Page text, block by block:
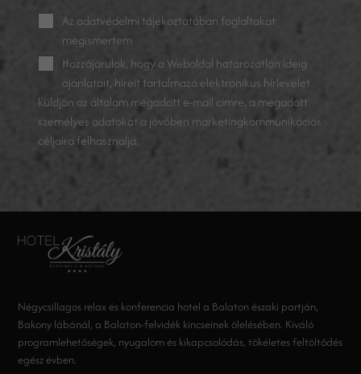
Az adatvédelmi tájékoztatóban foglaltakat
megismertem
Hozzájárulok, hogy a Weboldal határozatlan ideig
ajánlatait, híreit tartalmazó elektronikus hírlevelet
küldjön az általam megadott e-mail címre, a megadott
személyes adatokat a jövőben marketingkommunikációs
céljaira felhasználja.
Négycsillagos relax és konferencia hotel a Balaton északi partján,
Bakony lábánál, a Balaton-felvidék kincseinek ölelésében. Kiváló
programlehetőségek, nyugalom és kikapcsolódás, tökéletes feltöltődés
egész évben.